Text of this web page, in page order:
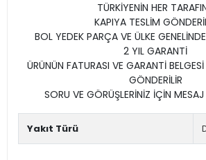
TÜRKİYENİN HER
KAPIYA TESLİM
BOL YEDEK PARÇA VE ÜLKE
2 YIL GARANTİ
ÜRÜNÜN FATURASI VE GARANTİ BELGESİ
GÖNDERİLİR
SORU VE GÖRÜŞLERİNİZ İÇİN
Yakıt Türü